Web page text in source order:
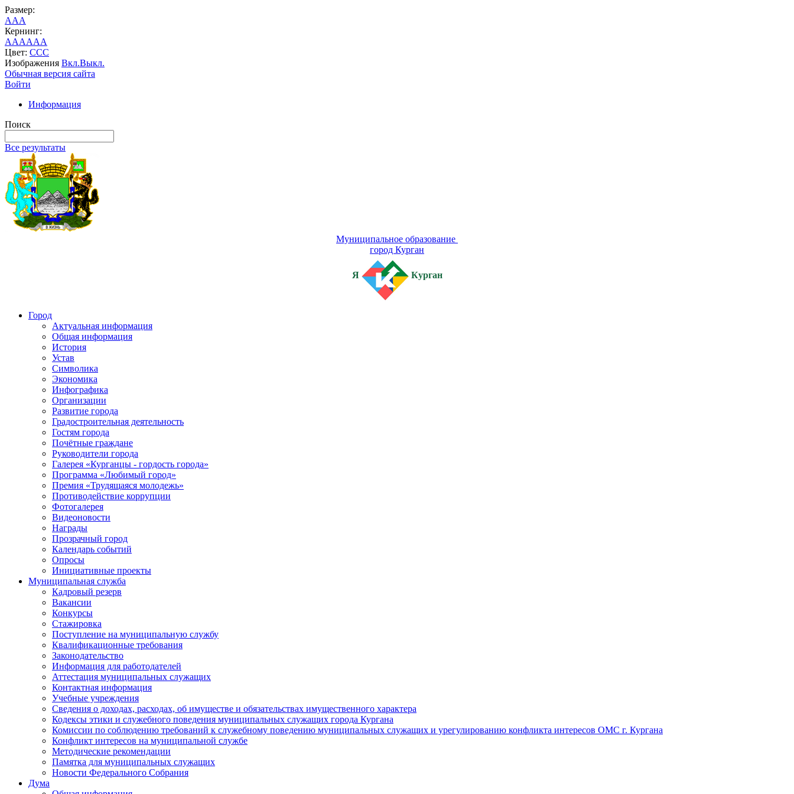
Размер:
AAA
Кернинг:
AAAAAA
Цвет: CCC
Изображения Вкл.Выкл.
Обычная версия сайта
Войти
Информация
Поиск
Все результаты
Муниципальное образование
город Курган
Я Курган
Город
Актуальная информация
Общая информация
История
Устав
Символика
Экономика
Инфографика
Организации
Развитие города
Градостроительная деятельность
Гостям города
Почётные граждане
Руководители города
Галерея «Курганцы - гордость города»
Программа «Любимый город»
Премия «Трудящаяся молодежь»
Противодействие коррупции
Фотогалерея
Видеоновости
Награды
Прозрачный город
Календарь событий
Опросы
Инициативные проекты
Муниципальная служба
Кадровый резерв
Вакансии
Конкурсы
Стажировка
Поступление на муниципальную службу
Квалификационные требования
Законодательство
Информация для работодателей
Аттестация муниципальных служащих
Контактная информация
Учебные учреждения
Сведения о доходах, расходах, об имуществе и обязательствах имущественного характера
Кодексы этики и служебного поведения муниципальных служащих города Кургана
Комиссии по соблюдению требований к служебному поведению муниципальных служащих и урегулированию конфликта интересов ОМС г. Кургана
Конфликт интересов на муниципальной службе
Методические рекомендации
Памятка для муниципальных служащих
Новости Федерального Cобрания
Дума